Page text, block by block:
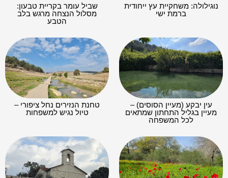
נוגילולה: משחקיית עץ ייחודית
ברמת ישי
שביל עומר בקריית טבעון:
מסלול הנצחה מרגש בלב
הטבע
עין יבקע (מעיין הסוסים) –
מעיין בגליל התחתון שמתאים
לכל המשפחה
טחנת הנזירים נחל ציפורי –
טיול נגיש למשפחות